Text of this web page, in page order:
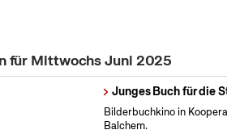
für Mittwochs Juni 2025
Junges Buch für die
Bilderbuchkino in
Balchem.